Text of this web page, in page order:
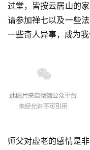
讯
点
僧
过堂，皆按云居山的
请参加禅七以及一些
一些奇人异事，成为
师父对虚老的感情是